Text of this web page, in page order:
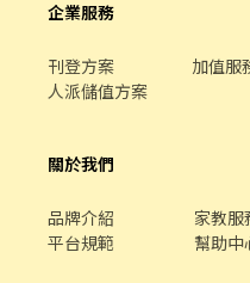
80號1樓 ⭐ 頭城開蘭－智取店｜開蘭路80號
澳忠孝－智取店｜忠孝路370
https://lin.ee/P5tPoOQ 或加
企業服務
刊登方案 加值服
人派儲值方案
關於我們
品牌介紹 家教服
平台規範
幫助中